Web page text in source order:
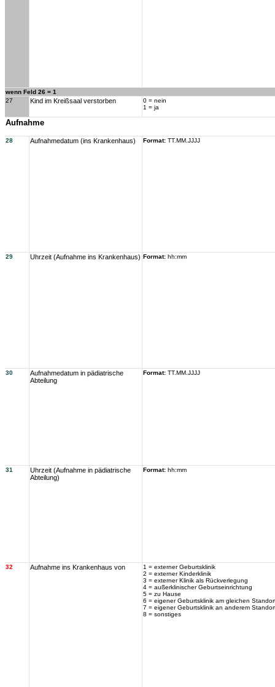
wenn Feld 26 = 1
27
Kind im Kreißsaal verstorben
0 = nein
1 = ja
Aufnahme
28 Aufnahmedatum (ins Krankenhaus) Format: TT.MM.JJJJ
29 Uhrzeit (Aufnahme ins Krankenhaus) Format: hh:mm
30
Aufnahmedatum in pädiatrische
Abteilung
Format: TT.MM.JJJJ
31
Uhrzeit (Aufnahme in pädiatrische
Abteilung)
Format: hh:mm
32 Aufnahme ins Krankenhaus von
1 = externer Geburtsklinik
2 = externer Kinderklinik
3 = externer Klinik als Rückverlegung
4 = außerklinischer Geburtseinrichtung
5 = zu Hause
6 = eigener Geburtsklinik am gleichen
7 = eigener Geburtsklinik an anderem
8 = sonstiges